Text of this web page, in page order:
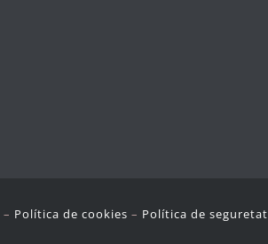
– Política de cookies – Política de seguretat